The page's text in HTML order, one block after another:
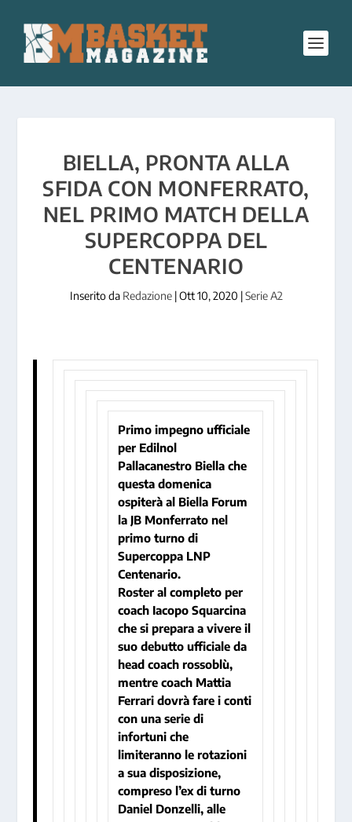
BIELLA, PRONTA ALLA
SFIDA CON MONFERRATO,
NEL PRIMO MATCH DELLA
SUPERCOPPA DEL
CENTENARIO
Inserito da Redazione|Ott 10, 2020 |Serie A2
Primo impegno ufficiale
per Edilnol
Pallacanestro Biella che
questa domenica
ospiterà al Biella Forum
la JB Monferrato nel
primo turno di
Supercoppa LNP
Centenario.
Roster al completo per
coach Iacopo Squarcina
che si prepara a vivere il
suo debutto ufficiale da
head coach rossoblù,
mentre coach Mattia
Ferrari dovrà fare i conti
con una serie di
infortuni che
limiteranno le rotazioni
a sua disposizione,
compreso l’ex di turno
Daniel Donzelli, alle